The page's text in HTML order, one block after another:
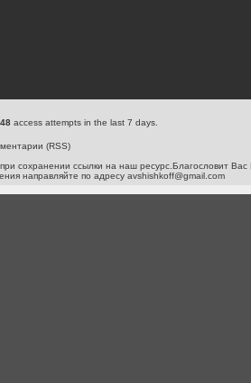
48 access attempts in the last 7 days.
(RSS)
сохранении ссылки на наш ресурс.Благословит Вас
направляйте по адресу avshishkoff@gmail.com